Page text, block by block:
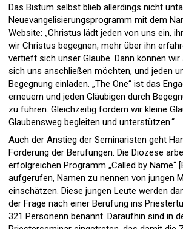
Das Bistum selbst blieb allerdings nicht
Neuevangelisierungsprogramm mit dem
Website: „Christus lädt jeden von uns ein,
wir Christus begegnen, mehr über ihn
vertieft sich unser Glaube. Dann können
sich uns anschließen möchten, und jeden
Begegnung einladen. „The One“ ist das
erneuern und jeden Gläubigen durch
zu führen. Gleichzeitig fördern wir kleine
Glaubensweg begleiten und unterstützen.“
Auch der Anstieg der Seminaristen geht
Förderung der Berufungen. Die Diözese
erfolgreichen Programm „Called by Name“
aufgerufen, Namen zu nennen von jungen
einschätzen. Diese jungen Leute werden
der Frage nach einer Berufung ins
321 Personenn benannt. Daraufhin sind in